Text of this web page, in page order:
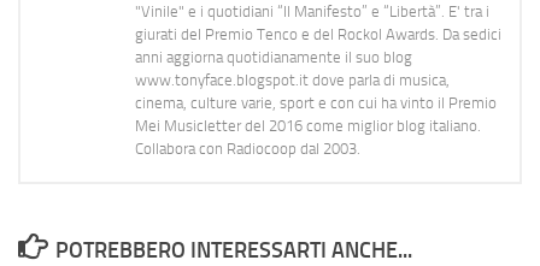
"Vinile" e i quotidiani “Il Manifesto” e “Libertà”. E' tra i
giurati del Premio Tenco e del Rockol Awards. Da sedici
anni aggiorna quotidianamente il suo blog
www.tonyface.blogspot.it dove parla di musica,
cinema, culture varie, sport e con cui ha vinto il Premio
Mei Musicletter del 2016 come miglior blog italiano.
Collabora con Radiocoop dal 2003.
POTREBBERO INTERESSARTI ANCHE...